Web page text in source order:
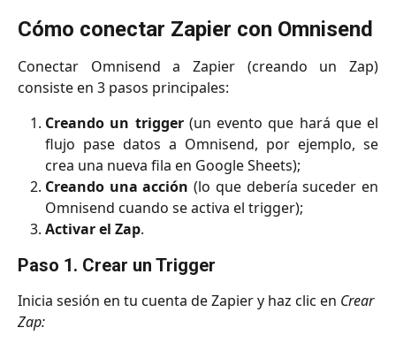
Cómo conectar Zapier con Omnisend
Conectar Omnisend a Zapier (creando un Zap)
consiste en 3 pasos principales:
Creando un trigger(un evento que hará que el
flujo pase datos a Omnisend, por ejemplo, se
crea una nueva fila en Google Sheets);
Creando una acción (lo que debería suceder en
Omnisend cuando se activa el trigger);
Activar el Zap.
Paso 1. Crear un Trigger
Inicia sesión en tu cuenta de Zapier y haz clic en Crear
Zap: